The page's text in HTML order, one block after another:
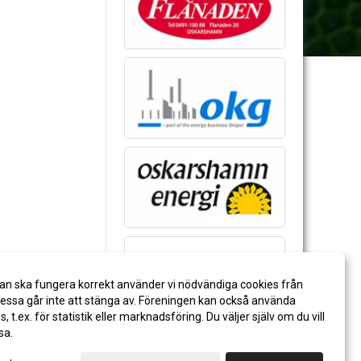
ska fungera korrekt använder vi nödvändiga cookies från
går inte att stänga av. Föreningen kan också använda
t.ex. för statistik eller marknadsföring. Du väljer själv om du vill